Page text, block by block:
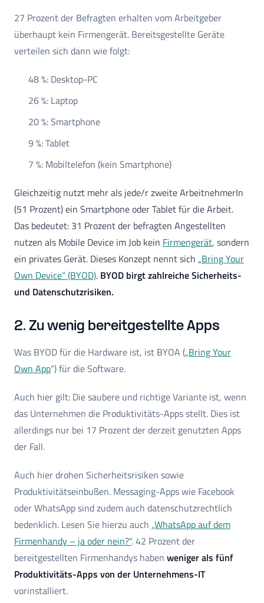
27 Prozent der Befragten erhalten vom Arbeitgeber
überhaupt kein Firmengerät. Bereitsgestellte Geräte
verteilen sich dann wie folgt:
48 %: Desktop-PC
26 %: Laptop
20 %: Smartphone
9 %: Tablet
7 %: Mobiltelefon (kein Smartphone)
Gleichzeitig nutzt mehr als jede/r zweite ArbeitnehmerIn
(51 Prozent) ein Smartphone oder Tablet für die Arbeit.
Das bedeutet: 31 Prozent der befragten Angestellten
nutzen als Mobile Device im Job kein Firmengerät, sondern
ein privates Gerät. Dieses Konzept nennt sich „Bring Your
Own Device“ (BYOD). BYOD birgt zahlreiche Sicherheits-
und Datenschutzrisiken.
2. Zu wenig bereitgestellte Apps
Was BYOD für die Hardware ist, ist BYOA („Bring Your
Own App“) für die Software.
Auch hier gilt: Die saubere und richtige Variante ist, wenn
das Unternehmen die Produktivitäts-Apps stellt. Dies ist
allerdings nur bei 17 Prozent der derzeit genutzten Apps
der Fall.
Auch hier drohen Sicherheitsrisiken sowie
Produktivitätseinbußen. Messaging-Apps wie Facebook
oder WhatsApp sind zudem auch datenschutzrechtlich
bedenklich. Lesen Sie hierzu auch „WhatsApp auf dem
Firmenhandy – ja oder nein?". 42 Prozent der
bereitgestellten Firmenhandys haben weniger als fünf
Produktivitäts-Apps von der Unternehmens-IT
vorinstalliert.